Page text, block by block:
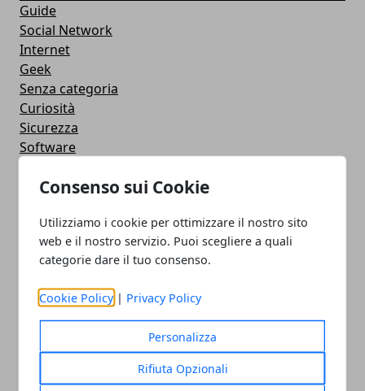
Consenso sui Cookie
Utilizziamo i cookie per ottimizzare il nostro sito
web e il nostro servizio. Puoi scegliere a quali
categorie dare il tuo consenso.
Cookie Policy | Privacy Policy
Personalizza
Rifiuta Opzionali
Guide
Social Network
Internet
Geek
Senza categoria
Curiosità
Sicurezza
Software
Google
Giochi
Servizi online
Eventi
How To - Come Fare
CMS
Smartphone
Videogames